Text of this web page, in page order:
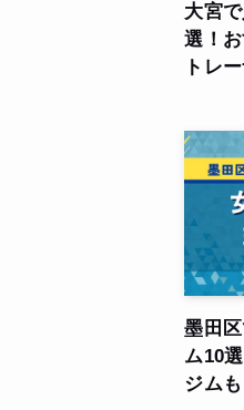
大宮
選！
トレ
墨田
ム10
ジムも